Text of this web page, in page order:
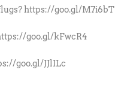
https://goo.gl/M7i6bT
goo.gl/kFwcR4
goo.gl/JJlILc